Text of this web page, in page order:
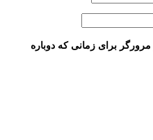
برای زمانی که دوباره